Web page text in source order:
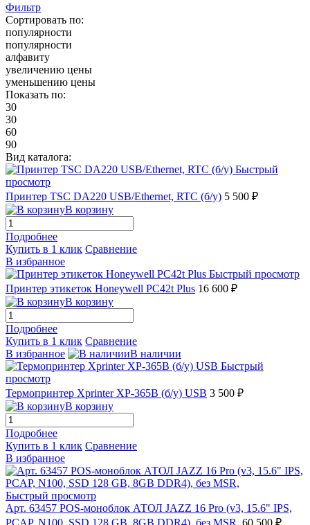
Фильтр
Сортировать по:
популярности
популярности
алфавиту
увеличению цены
уменьшению цены
Показать по:
30
30
60
90
Вид каталога:
Быстрый
просмотр
Принтер TSC DA220 USB/Ethernet, RTC (б/у) 5 500 ₽
В корзину
Подробнее
Купить в 1 клик Сравнение
В избранное
Быстрый просмотр
Принтер этикеток Honeywell PC42t Plus 16 600 ₽
В корзину
Подробнее
Купить в 1 клик Сравнение
В избранное
В наличии
Быстрый
просмотр
Термопринтер Xprinter XP-365B (б/у) USB 3 500 ₽
В корзину
Подробнее
Купить в 1 клик Сравнение
В избранное
Быстрый просмотр
Арт. 63457 POS-моноблок АТОЛ JAZZ 16 Pro (v3, 15.6" IPS,
PCAP, N100, SSD 128 GB, 8GB DDR4), без MSR, 60 500 ₽